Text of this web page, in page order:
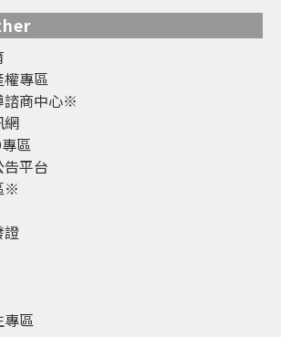
專區
諮商中心※
網
區
平台
※
證
專區